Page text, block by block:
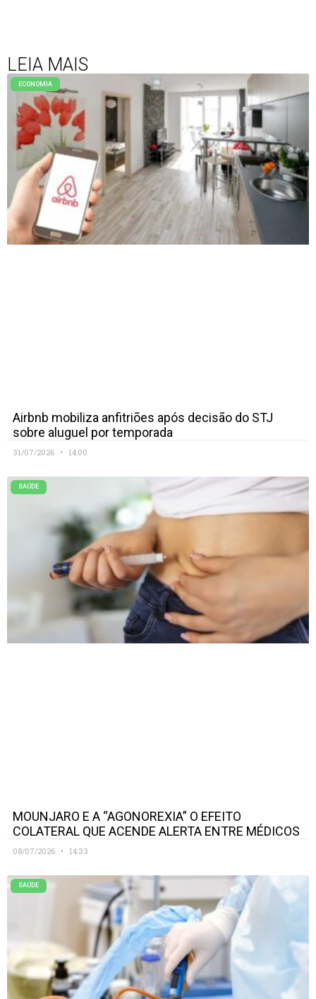
LEIA MAIS
ECONOMIA
Airbnb mobiliza anfitriões após decisão do STJ
sobre aluguel por temporada
31/07/2026 14:00
SAÚDE
MOUNJARO E A “AGONOREXIA” O EFEITO
COLATERAL QUE ACENDE ALERTA ENTRE MÉDICOS
08/07/2026 14:33
SAÚDE